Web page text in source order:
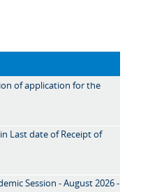
of application for the
Last date of Receipt of
Session - August 2026 -